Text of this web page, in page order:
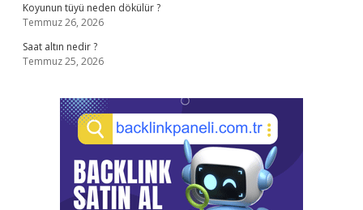
Koyunun tüyü neden dökülür ?
Temmuz 26, 2026
Saat altın nedir ?
Temmuz 25, 2026